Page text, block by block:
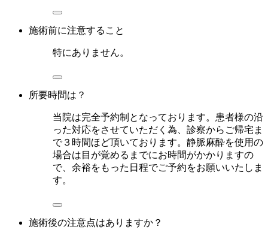
施術前に注意すること
特にありません。
所要時間は？
当院は完全予約制となっております。患者様の沿
った対応をさせていただく為、診察からご帰宅ま
で３時間ほど頂いております。静脈麻酔を使用の
場合は目が覚めるまでにお時間がかかりますの
で、余裕をもった日程でご予約をお願いいたしま
す。
施術後の注意点はありますか？